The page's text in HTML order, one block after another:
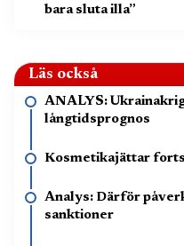
bara sluta illa”
Läs också
ANALYS:
långtidsprognos
Kosmetikajättar
Analys: Därför
sanktioner